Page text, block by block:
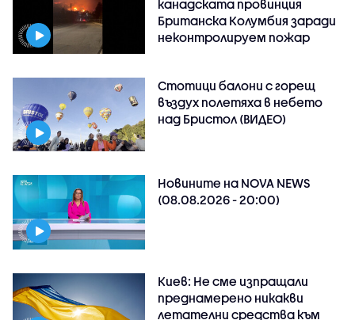
канадската провинция
Британска Колумбия заради
неконтролируем пожар
Стотици балони с горещ
въздух полетяха в небето
над Бристол (ВИДЕО)
Новините на NOVA NEWS
(08.08.2026 - 20:00)
Киев: Не сме изпращали
преднамерено никакви
летателни средства към